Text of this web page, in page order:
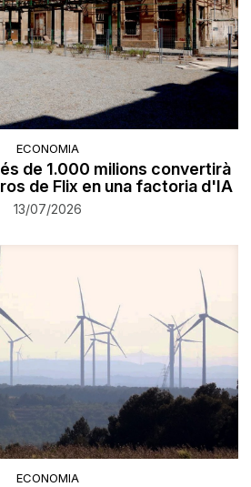
ECONOMIA
de 1.000 milions convertirà
de Flix en una factoria d'IA
13/07/2026
ECONOMIA